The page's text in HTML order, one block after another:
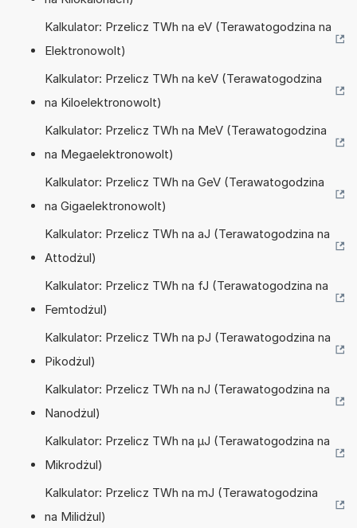
Kalkulator: Przelicz TWh na eV (Terawatogodzina na
Elektronowolt)
Kalkulator: Przelicz TWh na keV (Terawatogodzina
na Kiloelektronowolt)
Kalkulator: Przelicz TWh na MeV (Terawatogodzina
na Megaelektronowolt)
Kalkulator: Przelicz TWh na GeV (Terawatogodzina
na Gigaelektronowolt)
Kalkulator: Przelicz TWh na aJ (Terawatogodzina na
Attodżul)
Kalkulator: Przelicz TWh na fJ (Terawatogodzina na
Femtodżul)
Kalkulator: Przelicz TWh na pJ (Terawatogodzina na
Pikodżul)
Kalkulator: Przelicz TWh na nJ (Terawatogodzina na
Nanodżul)
Kalkulator: Przelicz TWh na µJ (Terawatogodzina na
Mikrodżul)
Kalkulator: Przelicz TWh na mJ (Terawatogodzina
na Milidżul)